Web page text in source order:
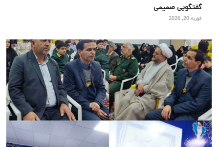
گفتگویی صمیمی
فوریه 20, 2026